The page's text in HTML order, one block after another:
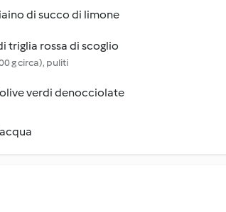
di succo di limone
triglia rossa di scoglio
g circa), puliti
olive verdi denocciolate